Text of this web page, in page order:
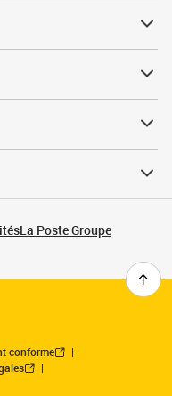
La Poste Groupe
conforme